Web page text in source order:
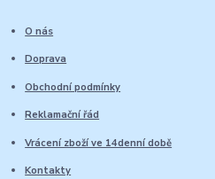
O nás
Doprava
Obchodní podmínky
Reklamační řád
Vrácení zboží ve 14denní době
Kontakty